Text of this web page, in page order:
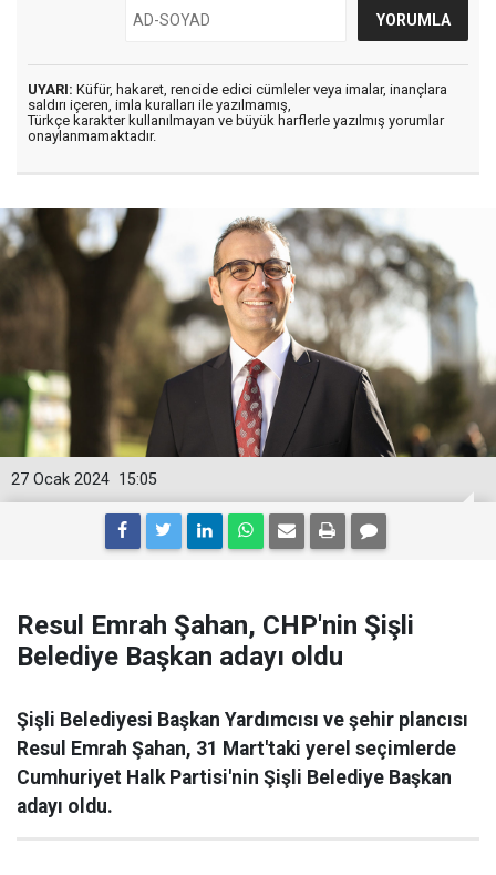
UYARI: Küfür, hakaret, rencide edici cümleler veya imalar, inançlara
saldırı içeren, imla kuralları ile yazılmamış,
Türkçe karakter kullanılmayan ve büyük harflerle yazılmış yorumlar
onaylanmamaktadır.
15:05
27 Ocak 2024
Resul Emrah Şahan, CHP'nin Şişli
Belediye Başkan adayı oldu
Şişli Belediyesi Başkan Yardımcısı ve şehir plancısı
Resul Emrah Şahan, 31 Mart'taki yerel seçimlerde
Cumhuriyet Halk Partisi'nin Şişli Belediye Başkan
adayı oldu.